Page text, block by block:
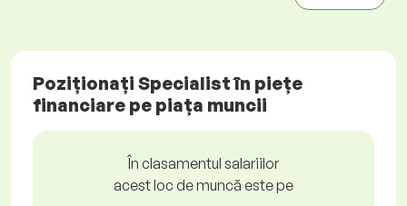
Poziționați Specialist în piețe
financiare pe piața muncii
În clasamentul salariilor
acest loc de muncă este pe